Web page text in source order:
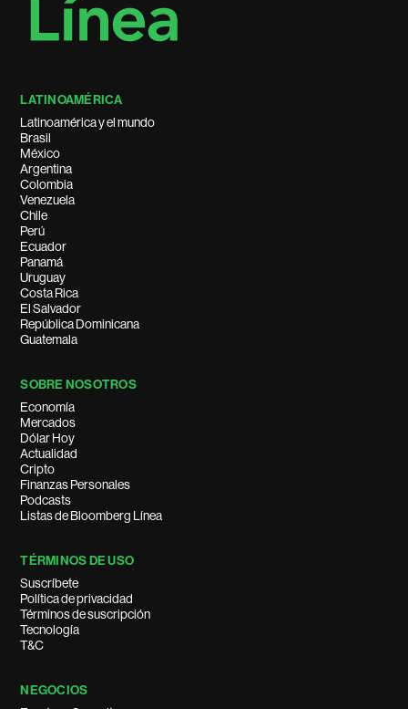
LATINOAMÉRICA
Latinoamérica y el mundo
Brasil
México
Argentina
Colombia
Venezuela
Chile
Perú
Ecuador
Panamá
Uruguay
Costa Rica
El Salvador
República Dominicana
Guatemala
SOBRE NOSOTROS
Economía
Mercados
Dólar Hoy
Actualidad
Cripto
Finanzas Personales
Podcasts
Listas de Bloomberg Línea
TÉRMINOS DE USO
Suscríbete
Política de privacidad
Términos de suscripción
Tecnología
T&C
NEGOCIOS